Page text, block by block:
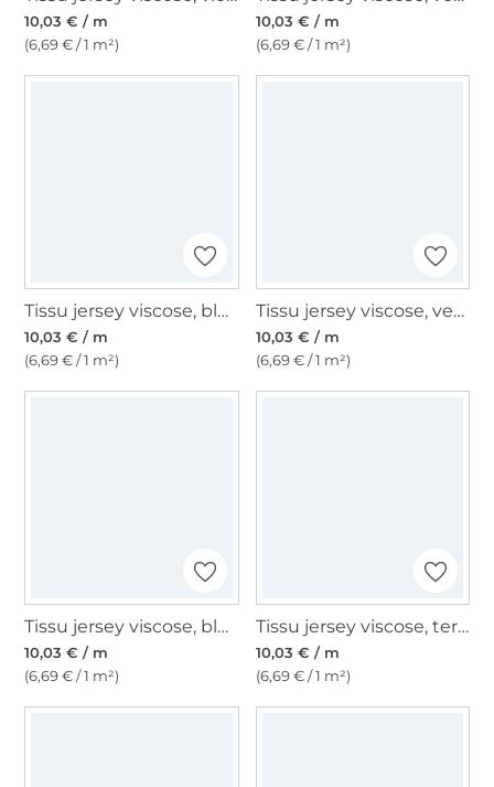
10,03 € / m
(6,69 € / 1 m²)
10,03 € / m
(6,69 € / 1 m²)
Tissu jersey viscose, bleu pétrole
10,03 € / m
(6,69 € / 1 m²)
Tissu jersey viscose, vert olive
10,03 € / m
(6,69 € / 1 m²)
Tissu jersey viscose, bleu turquoise clair
10,03 € / m
(6,69 € / 1 m²)
Tissu jersey viscose, terracotta
10,03 € / m
(6,69 € / 1 m²)